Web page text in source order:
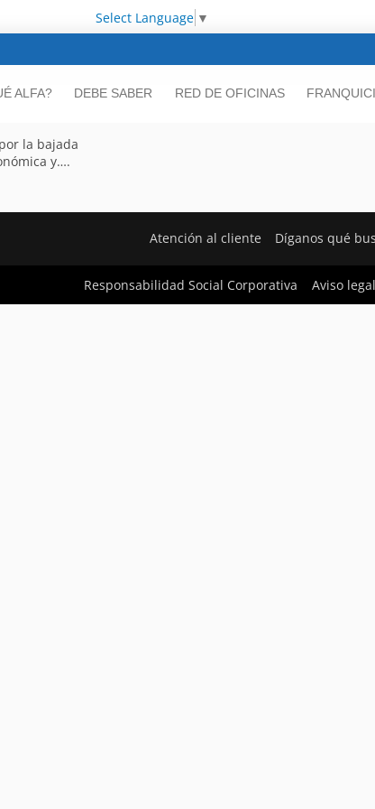
Select Language ▼
ALFA? DEBE SABER RED DE OFICINAS
la bajada
y….
Atención al cliente Díganos qué
Responsabilidad Social Corporativa Aviso legal